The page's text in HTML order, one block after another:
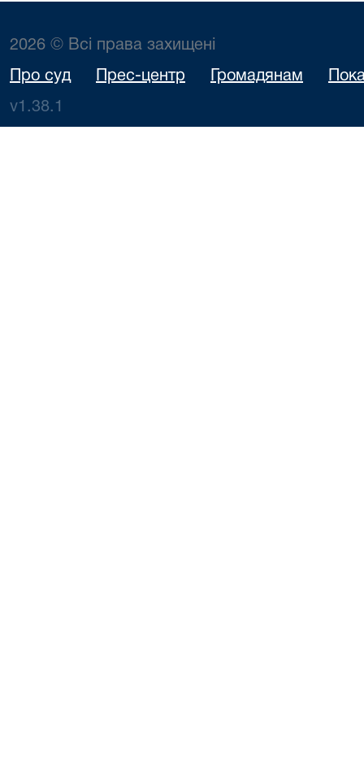
2026 © Всі права захищені
Про суд Прес-центр Громадянам
v1.38.1